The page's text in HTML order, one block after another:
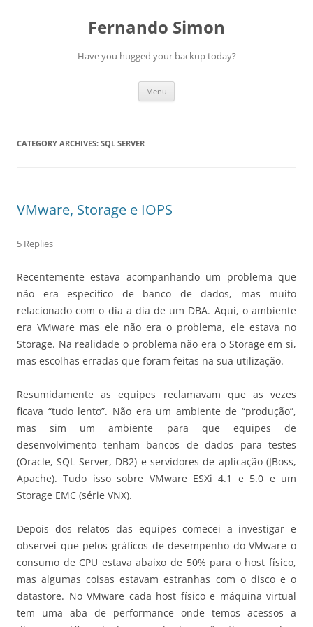
Fernando Simon
Have you hugged your backup today?
Menu
CATEGORY ARCHIVES: SQL SERVER
VMware, Storage e IOPS
5 Replies
Recentemente estava acompanhando um problema que
não era específico de banco de dados, mas muito
relacionado com o dia a dia de um DBA. Aqui, o ambiente
era VMware mas ele não era o problema, ele estava no
Storage. Na realidade o problema não era o Storage em si,
mas escolhas erradas que foram feitas na sua utilização.
Resumidamente as equipes reclamavam que as vezes
ficava “tudo lento”. Não era um ambiente de “produção”,
mas sim um ambiente para que equipes de
desenvolvimento tenham bancos de dados para testes
(Oracle, SQL Server, DB2) e servidores de aplicação (JBoss,
Apache). Tudo isso sobre VMware ESXi 4.1 e 5.0 e um
Storage EMC (série VNX).
Depois dos relatos das equipes comecei a investigar e
observei que pelos gráficos de desempenho do VMware o
consumo de CPU estava abaixo de 50% para o host físico,
mas algumas coisas estavam estranhas com o disco e o
datastore. No VMware cada host físico e máquina virtual
tem uma aba de performance onde temos acessos a